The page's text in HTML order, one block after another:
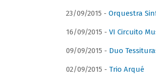
23/09/2015 - Orquestra
16/09/2015 - VI Circuito
09/09/2015 - Duo
02/09/2015 - Trio Arqué